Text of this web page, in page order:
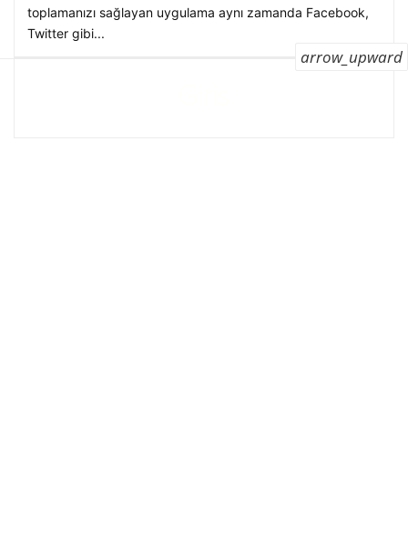
toplamanızı sağlayan uygulama aynı zamanda Facebook,
Twitter gibi...
arrow_upward